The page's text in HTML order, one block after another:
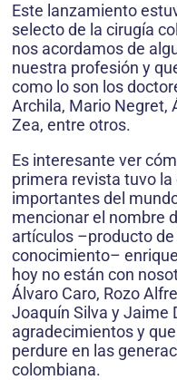
Este lanzamiento
selecto de la cirugía
nos acordamos de
nuestra profesión y
como lo son los
Archila, Mario Negret,
Zea, entre otros.
Es interesante ver
primera revista tuvo
importantes del
mencionar el nombre
artículos –producto
conocimiento–
hoy no están con
Álvaro Caro, Rozo
Joaquín Silva y Jaime
agradecimientos y
perdure en las
colombiana.